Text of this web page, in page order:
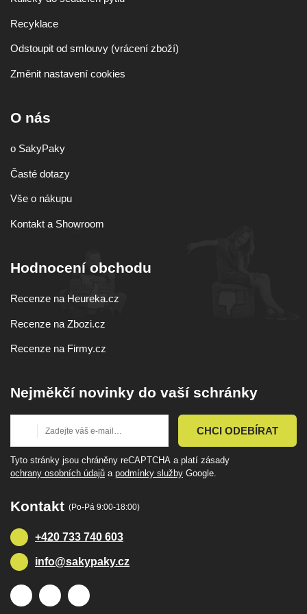
Recyklace
Odstoupit od smlouvy (vrácení zboží)
Změnit nastavení cookies
O nás
o SakyPaky
Časté dotazy
Vše o nákupu
Kontakt a Showroom
Hodnocení obchodu
Recenze na Heureka.cz
Recenze na Zbozi.cz
Recenze na Firmy.cz
Nejměkčí novinky do vaší schránky
CHCI ODEBÍRAT
Tyto stránky jsou chráněny reCAPTCHA a platí zásady
ochrany osobních údajů a podmínky služby Google.
Kontakt (Po-Pá 9:00-18:00)
+420 733 740 603
info@sakypaky.cz